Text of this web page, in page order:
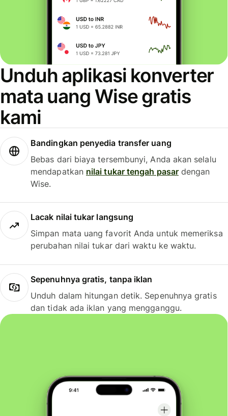
Unduh aplikasi konverter
mata uang Wise gratis
kami
Bandingkan penyedia transfer uang
Bebas dari biaya tersembunyi, Anda akan selalu
mendapatkan nilai tukar tengah pasardengan
Wise.
Lacak nilai tukar langsung
Simpan mata uang favorit Anda untuk memeriksa
perubahan nilai tukar dari waktu ke waktu.
Sepenuhnya gratis, tanpa iklan
Unduh dalam hitungan detik. Sepenuhnya gratis
dan tidak ada iklan yang mengganggu.